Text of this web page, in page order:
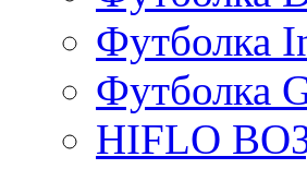
Футболка
Футболка
HIFLO